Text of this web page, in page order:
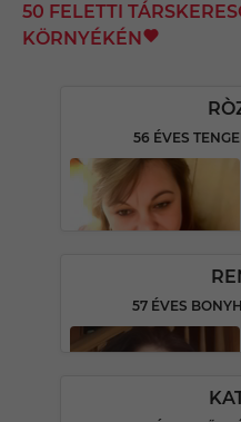
50 FELETTI
KÖRNYÉKÉN
56 ÉVES
57 ÉVES